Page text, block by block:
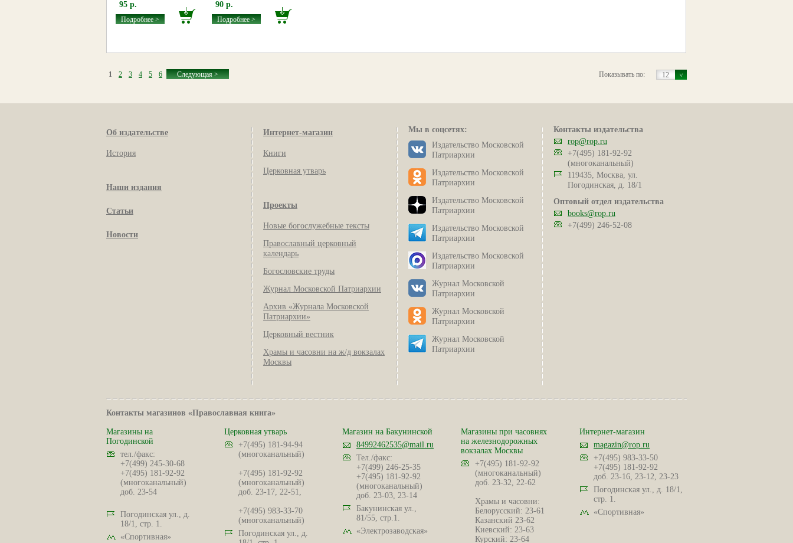
95 р.
Подробнее >
90 р.
Подробнее >
12
Показывать по:
1 2 3 4 5 6 Следующая >
Об издательстве
История
Наши издания
Статьи
Новости
Интернет-магазин
Книги
Церковная утварь
Проекты
Новые богослужебные тексты
Православный церковный
календарь
Богословские труды
Журнал Московской Патриархии
Архив «Журнала Московской
Патриархии»
Церковный вестник
Храмы и часовни на ж/д вокзалах
Москвы
Мы в соцсетях:
Издательство Московской
Патриархии
Издательство Московской
Патриархии
Издательство Московской
Патриархии
Издательство Московской
Патриархии
Издательство Московской
Патриархии
Журнал Московской
Патриархии
Журнал Московской
Патриархии
Журнал Московской
Патриархии
Контакты издательства
rop@rop.ru
+7(495) 181-92-92
(многоканальный)
119435, Москва, ул.
Погодинская, д. 18/1
Оптовый отдел издательства
books@rop.ru
+7(499) 246-52-08
Контакты магазинов «Православная книга»
Магазины на
Погодинской
тел./факс:
+7(499) 245-30-68
+7(495) 181-92-92
(многоканальный)
доб. 23-54
Погодинская ул., д.
18/1, стр. 1.
«Спортивная»
Церковная утварь
+7(495) 181-94-94
(многоканальный)
+7(495) 181-92-92
(многоканальный)
доб. 23-17, 22-51,
+7(495) 983-33-70
(многоканальный)
Погодинская ул., д.
Магазин на Бакунинской
84992462535@mail.ru
Тел./факс:
+7(499) 246-25-35
+7(495) 181-92-92
(многоканальный)
доб. 23-03, 23-14
Бакунинская ул.,
81/55, стр.1.
«Электрозаводская»
Магазины при часовнях
на железнодорожных
вокзалах Москвы
+7(495) 181-92-92
(многоканальный)
доб. 23-32, 22-62
Храмы и часовни:
Белорусский: 23-61
Казанский 23-62
Киевский: 23-63
Курский: 23-64
Интернет-магазин
magazin@rop.ru
+7(495) 983-33-50
+7(495) 181-92-92
доб. 23-16, 23-12, 23-23
Погодинская ул., д. 18/1,
стр. 1.
«Спортивная»